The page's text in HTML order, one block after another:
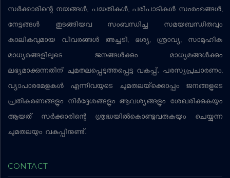
സര്‍ക്കാരിന്റെ നയങ്ങള്‍, പദ്ധതികള്‍, പരിപാടികള്‍ സംരംഭങ്ങള്‍,
നേട്ടങ്ങള്‍ തുടങ്ങിയവ സംബന്ധിച്ച സമയബന്ധിതവും
കാലികവുമായ വിവരങ്ങള്‍ അച്ചടി, ദൃശ്യ, ശ്രാവ്യ, സാമൂഹിക
മാധ്യമങ്ങളിലൂടെ ജനങ്ങള്‍ക്കും മാധ്യമങ്ങള്‍ക്കും
ലഭ്യമാക്കുന്നതിന് ചുമതലപ്പെടുത്തപ്പെട്ട വകുപ്പ്. പരസ്യപ്രചാരണം,
വ്യാപാരമേളകള്‍ എന്നിവയുടെ ചുമതലയ്‌ക്കൊപ്പം ജനങ്ങളുടെ
പ്രതികരണങ്ങളും നിര്‍ദ്ദേശങ്ങളും ആവശ്യങ്ങളും ശേഖരിക്കുകയും
ആയത് സര്‍ക്കാരിന്റെ ശ്രദ്ധയില്‍കൊണ്ടുവരുകയും ചെയ്യുന്ന
ചുമതലയും വകുപ്പിനുണ്ട്.
CONTACT